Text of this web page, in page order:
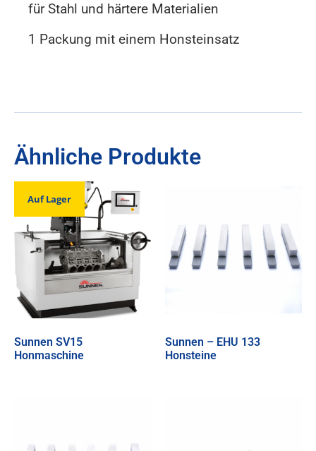
für Stahl und härtere Materialien
1 Packung mit einem Honsteinsatz
Ähnliche Produkte
Auf Lager
Sunnen SV15
Honmaschine
Sunnen – EHU 133
Honsteine